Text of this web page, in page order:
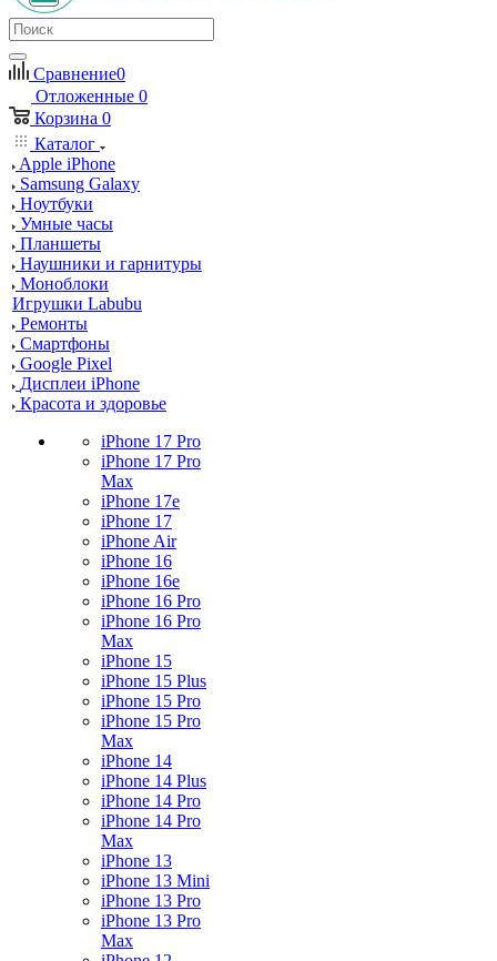
Сравнение0
Отложенные 0
Корзина 0
Каталог
Apple iPhone
Samsung Galaxy
Ноутбуки
Умные часы
Планшеты
Наушники и гарнитуры
Моноблоки
Игрушки Labubu
Ремонты
Смартфоны
Google Pixel
Дисплеи iPhone
Красота и здоровье
iPhone 17 Pro
iPhone 17 Pro
Max
iPhone 17e
iPhone 17
iPhone Air
iPhone 16
iPhone 16e
iPhone 16 Pro
iPhone 16 Pro
Max
iPhone 15
iPhone 15 Plus
iPhone 15 Pro
iPhone 15 Pro
Max
iPhone 14
iPhone 14 Plus
iPhone 14 Pro
iPhone 14 Pro
Max
iPhone 13
iPhone 13 Mini
iPhone 13 Pro
iPhone 13 Pro
Max